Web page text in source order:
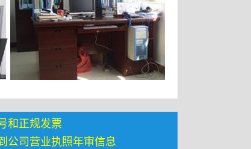
和正规发票
公司营业执照年审信息